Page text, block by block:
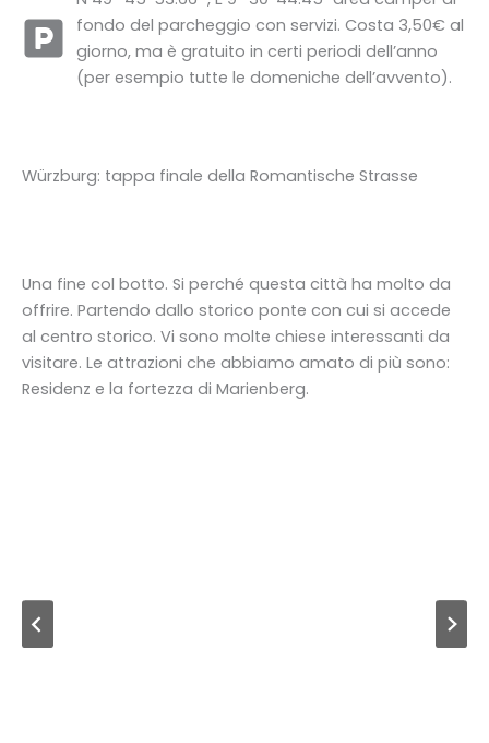
fondo del parcheggio con servizi. Costa 3,50€ al
giorno, ma è gratuito in certi periodi dell’anno
(per esempio tutte le domeniche dell’avvento).
Würzburg: tappa finale della Romantische Strasse
Una fine col botto. Si perché questa città ha molto da
offrire. Partendo dallo storico ponte con cui si accede
al centro storico. Vi sono molte chiese interessanti da
visitare. Le attrazioni che abbiamo amato di più sono:
Residenz e la fortezza di Marienberg.